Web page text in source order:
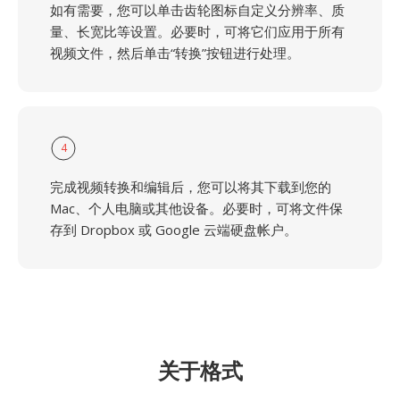
如有需要，您可以单击齿轮图标自定义分辨率、质
量、长宽比等设置。必要时，可将它们应用于所有
视频文件，然后单击“转换”按钮进行处理。
4
完成视频转换和编辑后，您可以将其下载到您的
Mac、个人电脑或其他设备。必要时，可将文件保
存到 Dropbox 或 Google 云端硬盘帐户。
关于格式